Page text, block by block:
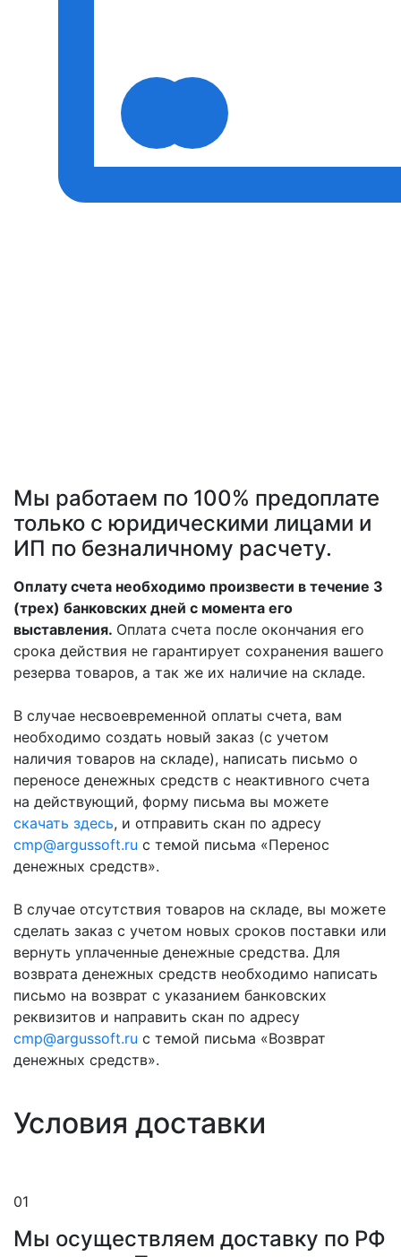
Мы работаем по 100% предоплате
только c юридическими лицами и
ИП по безналичному расчету.
Оплату счета необходимо произвести в течение 3
(трех) банковских дней с момента его
выставления. Оплата счета после окончания его
срока действия не гарантирует сохранения вашего
резерва товаров, а так же их наличие на складе.
В случае несвоевременной оплаты счета, вам
необходимо создать новый заказ (с учетом
наличия товаров на складе), написать письмо о
переносе денежных средств с неактивного счета
на действующий, форму письма вы можете
скачать здесь, и отправить скан по адресу
cmp@argussoft.ru с темой письма «Перенос
денежных средств».
В случае отсутствия товаров на складе, вы можете
сделать заказ с учетом новых сроков поставки или
вернуть уплаченные денежные средства. Для
возврата денежных средств необходимо написать
письмо на возврат с указанием банковских
реквизитов и направить скан по адресу
cmp@argussoft.ru с темой письма «Возврат
денежных средств».
Условия доставки
01
Мы осуществляем доставку по РФ